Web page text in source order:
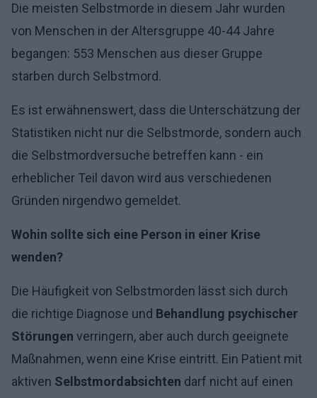
Die meisten Selbstmorde in diesem Jahr wurden
von Menschen in der Altersgruppe 40-44 Jahre
begangen: 553 Menschen aus dieser Gruppe
starben durch Selbstmord.
Es ist erwähnenswert, dass die Unterschätzung der
Statistiken nicht nur die Selbstmorde, sondern auch
die Selbstmordversuche betreffen kann - ein
erheblicher Teil davon wird aus verschiedenen
Gründen nirgendwo gemeldet.
Wohin sollte sich eine Person in einer Krise
wenden?
Die Häufigkeit von Selbstmorden lässt sich durch
die richtige Diagnose und Behandlung psychischer
Störungen verringern, aber auch durch geeignete
Maßnahmen, wenn eine Krise eintritt. Ein Patient mit
aktiven Selbstmordabsichten darf nicht auf einen